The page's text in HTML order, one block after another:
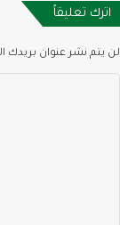
اترك تعليقاً
لن يتم نشر عنوان بريدك